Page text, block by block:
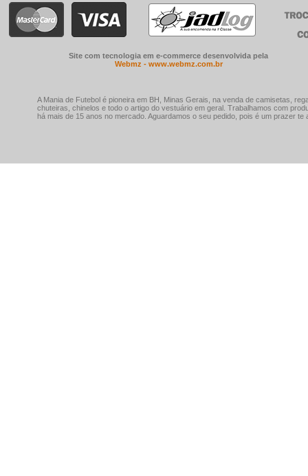
Site com tecnologia em e-commerce desenvolvida pela
Webmz - www.webmz.com.br
A Mania de Futebol é pioneira em BH, Minas Gerais, na venda de camisetas,
chuteiras, chinelos e todo o artigo do vestuário em geral. Trabalhamos com
há mais de 15 anos no mercado. Aguardamos o seu pedido, pois é um prazer te